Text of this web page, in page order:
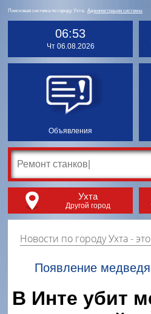
Поисковая система по городу Ухта. Администрация системы
06:53
Чт 06.08.2026
Объявления
Ухта
Другой город
Новости по городу Ухта- это информация о событиях, мероприятиях и торгово-
Появление
В Инте убит